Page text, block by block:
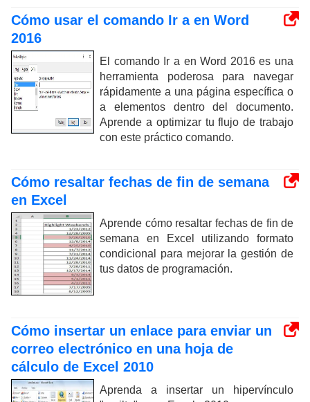
Cómo usar el comando Ir a en Word
2016
El comando Ir a en Word 2016 es una
herramienta poderosa para navegar
rápidamente a una página específica o
a elementos dentro del documento.
Aprende a optimizar tu flujo de trabajo
con este práctico comando.
Cómo resaltar fechas de fin de semana
en Excel
Aprende cómo resaltar fechas de fin de
semana en Excel utilizando formato
condicional para mejorar la gestión de
tus datos de programación.
Cómo insertar un enlace para enviar un
correo electrónico en una hoja de
cálculo de Excel 2010
Aprenda a insertar un hipervínculo